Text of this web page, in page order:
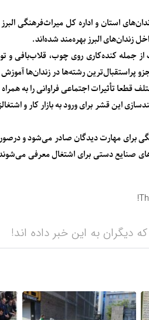
استان و اداره کل میراث‌فرهنگی
از جمله کنده‌کاری روی چوب، قلاب‌بافی و
قطعا تأثیرات اجتماعی فراوانی را به
این قشر برای ورود به بازار کار و
برای مهارت دیدگان صادر می‌شود و
صنایع دستی برای اشتغال معرفی
که دیگران به این خبر داده اند!